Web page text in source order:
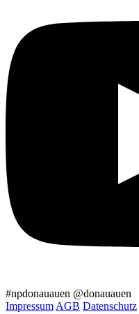
#npdonauauen @donauauen
Impressum AGB Datenschutz